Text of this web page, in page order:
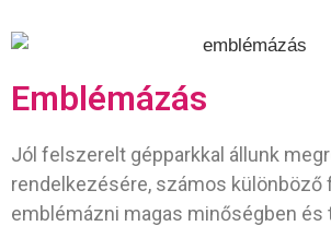
Emblémázás
Jól felszerelt gépparkkal állunk
rendelkezésére, számos különböző
emblémázni magas minőségben és